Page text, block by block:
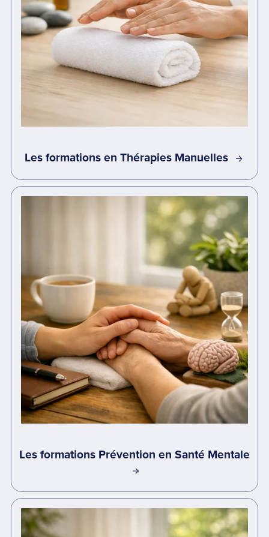
Les formations en Thérapies Manuelles
Les formations Prévention en Santé Mentale